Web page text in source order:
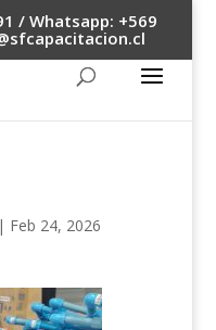
/ Whatsapp: +569
Feb 24, 2026